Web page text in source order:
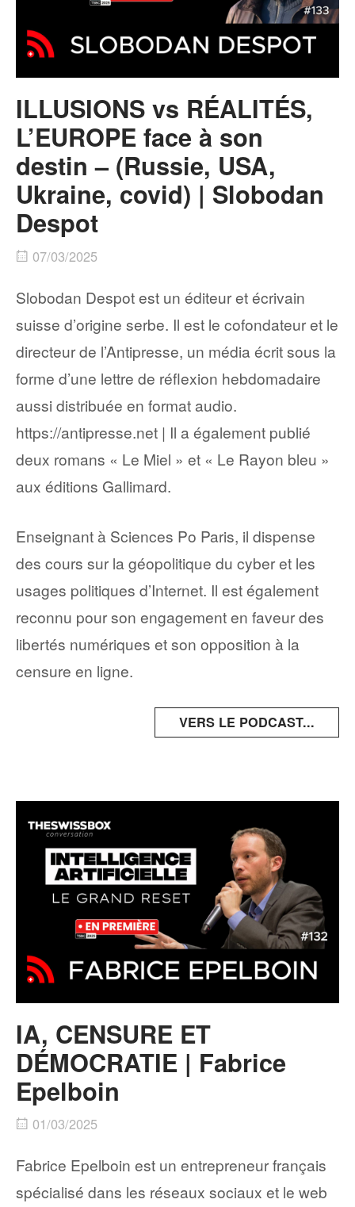
ILLUSIONS vs RÉALITÉS,
L’EUROPE face à son
destin – (Russie, USA,
Ukraine, covid) | Slobodan
Despot
07/03/2025
Slobodan Despot est un éditeur et écrivain
suisse d’origine serbe. Il est le cofondateur et le
directeur de l’Antipresse, un média écrit sous la
forme d’une lettre de réflexion hebdomadaire
aussi distribuée en format audio.
https://antipresse.net | Il a également publié
deux romans « Le Miel » et « Le Rayon bleu »
aux éditions Gallimard.
Enseignant à Sciences Po Paris, il dispense
des cours sur la géopolitique du cyber et les
usages politiques d’Internet. Il est également
reconnu pour son engagement en faveur des
libertés numériques et son opposition à la
censure en ligne. ​
VERS LE PODCAST...
IA, CENSURE ET
DÉMOCRATIE | Fabrice
Epelboin
01/03/2025
Fabrice Epelboin est un entrepreneur français
spécialisé dans les réseaux sociaux et le web